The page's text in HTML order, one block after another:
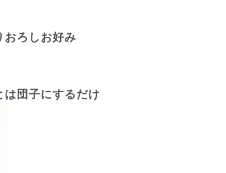
おろしお好み
団子にするだけ